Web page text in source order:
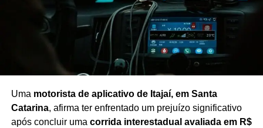
às negociações políticas e à definição de pautas
prioritárias até a realização das eleições.
Redação Saiba+
Uma motorista de aplicativo de Itajaí, em Santa
Catarina, afirma ter enfrentado um prejuízo significativo
após concluir uma corrida interestadual avaliada em R$